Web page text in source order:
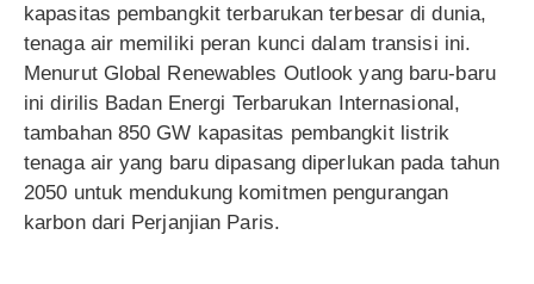
kapasitas pembangkit terbarukan terbesar di dunia,
tenaga air memiliki peran kunci dalam transisi ini.
Menurut Global Renewables Outlook yang baru-baru
ini dirilis Badan Energi Terbarukan Internasional,
tambahan 850 GW kapasitas pembangkit listrik
tenaga air yang baru dipasang diperlukan pada tahun
2050 untuk mendukung komitmen pengurangan
karbon dari Perjanjian Paris.